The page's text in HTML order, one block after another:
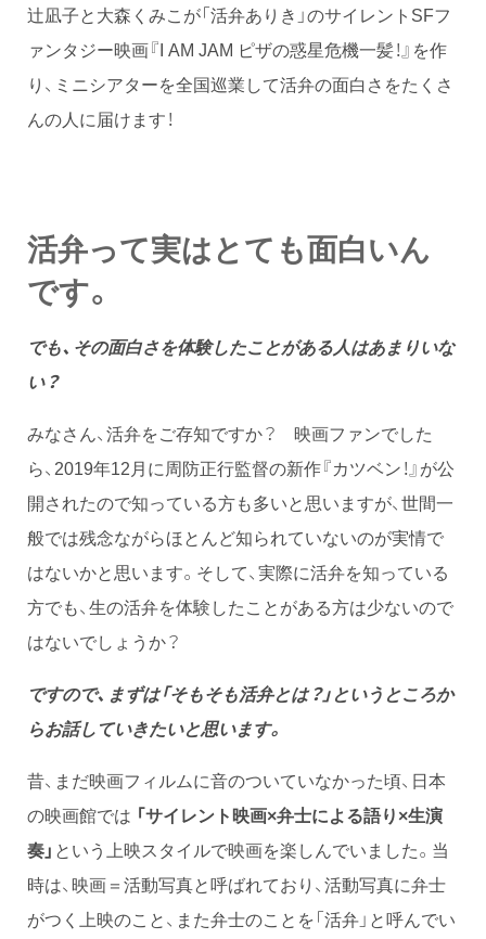
辻凪子と大森くみこが「活弁ありき」のサイレントSFフ
ァンタジー映画『I AM JAM ピザの惑星危機一髪！』を作
り、ミニシアターを全国巡業して活弁の面白さをたくさ
んの人に届けます！
活弁って実はとても面白いん
です。
でも、その面白さを体験したことがある人はあまりいな
い？
みなさん、活弁をご存知ですか？ 映画ファンでした
ら、2019年12月に周防正行監督の新作『カツベン！』が公
開されたので知っている方も多いと思いますが、世間一
般では残念ながらほとんど知られていないのが実情で
はないかと思います。そして、実際に活弁を知っている
方でも、生の活弁を体験したことがある方は少ないので
はないでしょうか？
ですので、まずは「そもそも活弁とは？」というところか
らお話していきたいと思います。
昔、まだ映画フィルムに音のついていなかった頃、日本
の映画館では 「サイレント映画×弁士による語り×生演
奏」 という上映スタイルで映画を楽しんでいました。当
時は、映画＝活動写真と呼ばれており、活動写真に弁士
がつく上映のこと、また弁士のことを「活弁」と呼んでい